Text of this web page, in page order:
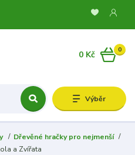
Výběr
0
0 Kč
Dřevěné hračky pro nejmenší
a Zvířata